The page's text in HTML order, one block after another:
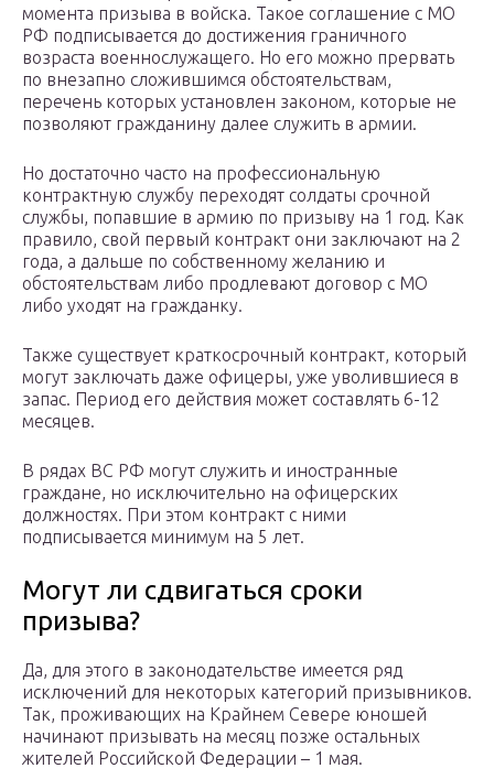
момента призыва в войска. Такое соглашение с МО
РФ подписывается до достижения граничного
возраста военнослужащего. Но его можно прервать
по внезапно сложившимся обстоятельствам,
перечень которых установлен законом, которые не
позволяют гражданину далее служить в армии.
Но достаточно часто на профессиональную
контрактную службу переходят солдаты срочной
службы, попавшие в армию по призыву на 1 год. Как
правило, свой первый контракт они заключают на 2
года, а дальше по собственному желанию и
обстоятельствам либо продлевают договор с МО
либо уходят на гражданку.
Также существует краткосрочный контракт, который
могут заключать даже офицеры, уже уволившиеся в
запас. Период его действия может составлять 6-12
месяцев.
В рядах ВС РФ могут служить и иностранные
граждане, но исключительно на офицерских
должностях. При этом контракт с ними
подписывается минимум на 5 лет.
Могут ли сдвигаться сроки
призыва?
Да, для этого в законодательстве имеется ряд
исключений для некоторых категорий призывников.
Так, проживающих на Крайнем Севере юношей
начинают призывать на месяц позже остальных
жителей Российской Федерации – 1 мая.